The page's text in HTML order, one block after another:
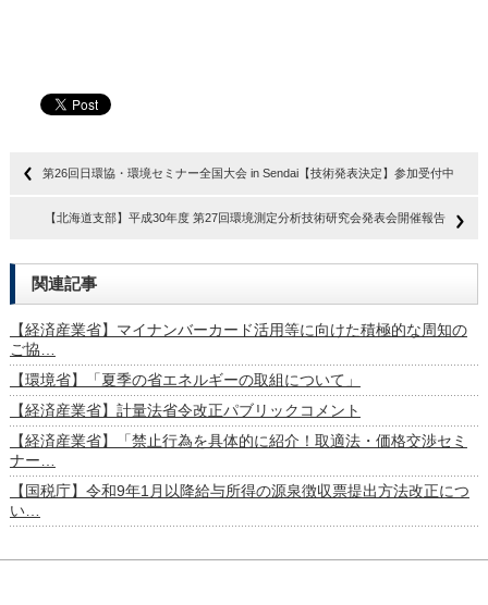
第26回日環協・環境セミナー全国大会 in Sendai【技術発表決定】参加受付中
【北海道支部】平成30年度 第27回環境測定分析技術研究会発表会開催報告
関連記事
【経済産業省】マイナンバーカード活用等に向けた積極的な周知の
ご協…
【環境省】「夏季の省エネルギーの取組について」
【経済産業省】計量法省令改正パブリックコメント
【経済産業省】「禁止行為を具体的に紹介！取適法・価格交渉セミ
ナー…
【国税庁】令和9年1月以降給与所得の源泉徴収票提出方法改正につ
い…